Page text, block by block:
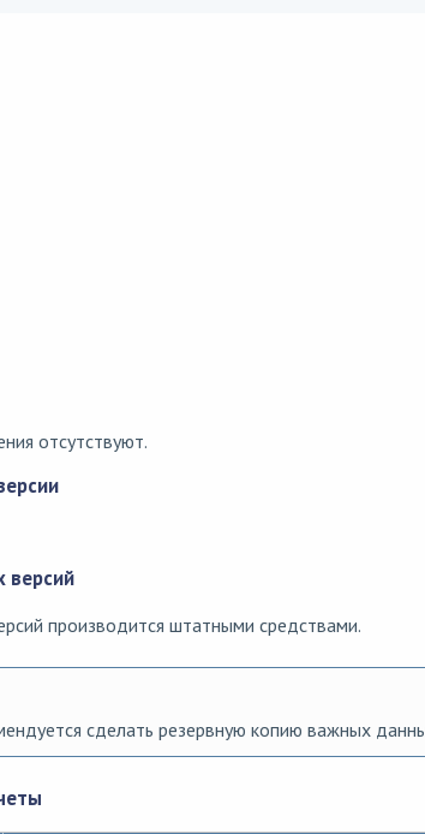
отсутствуют.
версий
производится штатными средствами.
сделать резервную копию важных